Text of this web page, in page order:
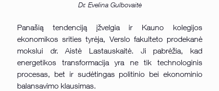
Dr. Evelina Gulbovaitė
Panašią tendenciją įžvelgia ir Kauno kolegijos
ekonomikos srities tyrėja, Verslo fakulteto prodekanė
mokslui dr. Aistė Lastauskaitė. Ji pabrėžia, kad
energetikos transformacija yra ne tik technologinis
procesas, bet ir sudėtingas politinio bei ekonominio
balansavimo klausimas.